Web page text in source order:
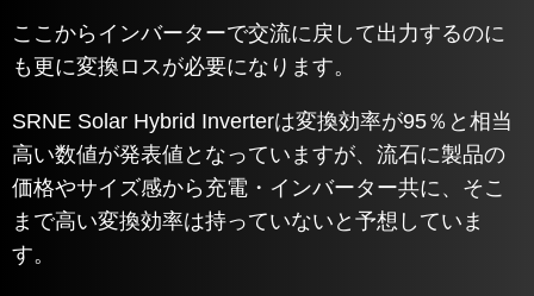
ここからインバーターで交流に戻して出力するのに
も更に変換ロスが必要になります。
SRNE Solar Hybrid Inverterは変換効率が95％と相当
高い数値が発表値となっていますが、流石に製品の
価格やサイズ感から充電・インバーター共に、そこ
まで高い変換効率は持っていないと予想していま
す。